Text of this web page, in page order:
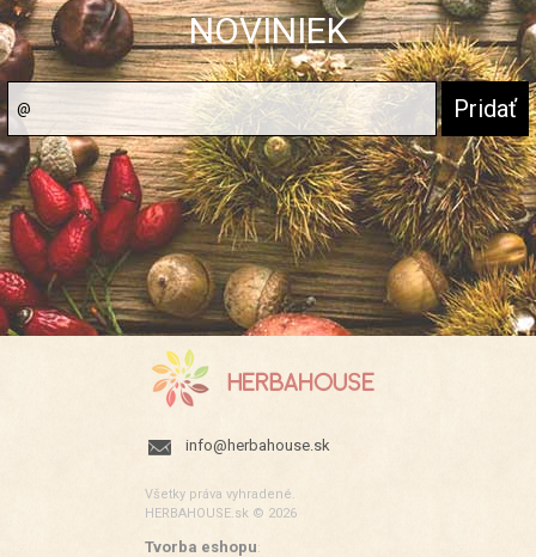
NOVINIEK
info@herbahouse.sk
Všetky práva vyhradené.
HERBAHOUSE.sk © 2026
Tvorba eshopu: